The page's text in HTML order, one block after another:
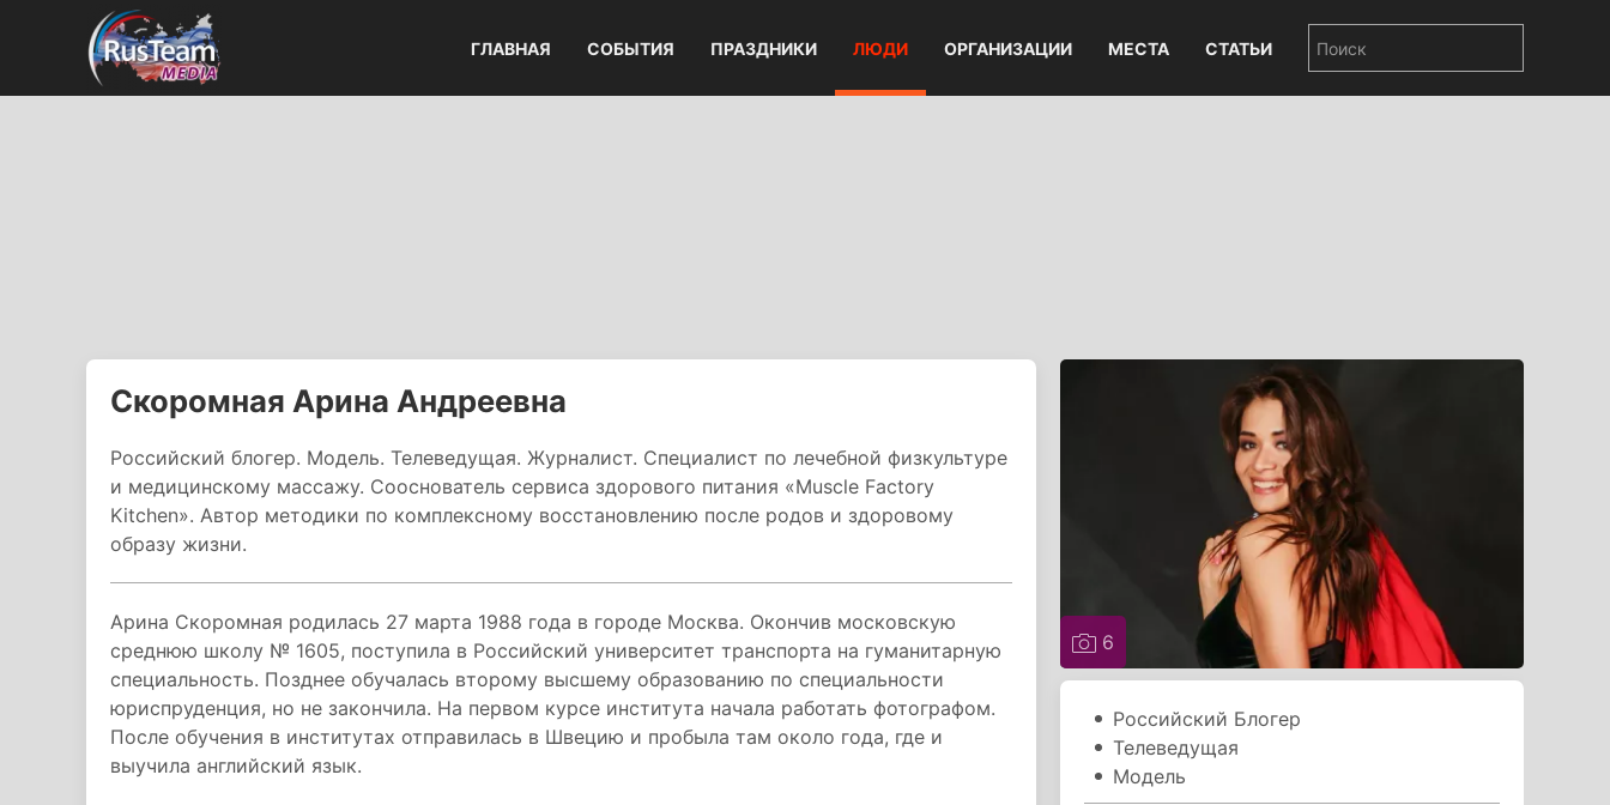
ГЛАВНАЯ СОБЫТИЯ ПРАЗДНИКИ ЛЮДИ ОРГАНИЗАЦИИ МЕСТА СТАТЬИ
Скоромная Арина Андреевна
Российский блогер. Модель. Телеведущая. Журналист. Специалист по лечебной физкультуре
и медицинскому массажу. Сооснователь сервиса здорового питания «Muscle Factory
Kitchen». Автор методики по комплексному восстановлению после родов и здоровому
образу жизни.
Арина Скоромная родилась 27 марта 1988 года в городе Москва. Окончив московскую
среднюю школу № 1605, поступила в Российский университет транспорта на гуманитарную
специальность. Позднее обучалась второму высшему образованию по специальности
юриспруденция, но не закончила. На первом курсе института начала работать фотографом.
После обучения в институтах отправилась в Швецию и пробыла там около года, где и
выучила английский язык.
6
Российский Блогер
Телеведущая
Модель